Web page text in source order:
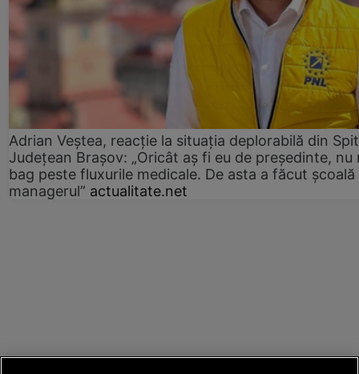
Adrian Veștea, reacție la situația deplorabilă din
Județean Brașov: „Oricât aș fi eu de președinte, nu
bag peste fluxurile medicale. De asta a făcut școală
managerul” actualitate.net